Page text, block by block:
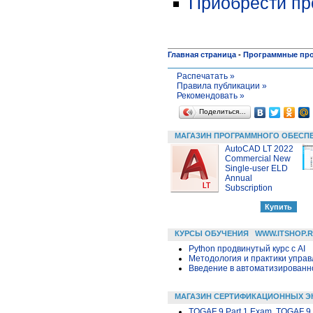
Главная страница - Программные
Распечатать »
Правила публикации »
Рекомендовать »
Поделиться…
МАГАЗИН ПРОГРАММНОГО
AutoCAD LT 2022
Commercial New
Single-user ELD
Annual
Subscription
КУРСЫ ОБУЧЕНИЯ
Python продвинутый курс с AI
Методология и практики
Введение в
МАГАЗИН СЕРТИФИКАЦИОННЫХ